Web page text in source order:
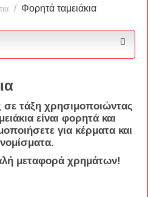
/ Φορητά ταμειάκια
τάξη χρησιμοποιώντας
είναι φορητά και
για κέρματακαι
.
μεταφορά χρημάτων!